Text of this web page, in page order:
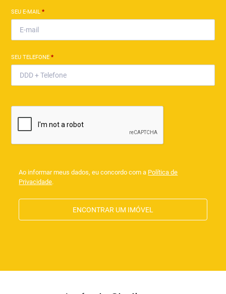
SEU E-MAIL*
SEU TELEFONE*
Ao informar meus dados, eu concordo com a Política de
Privacidade.
ENCONTRAR UM IMÓVEL